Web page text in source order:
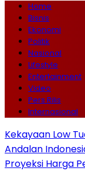
Home
Bisnis
Ekonomi
Politik
Nasional
Lifestyle
Entertainment
Video
Pers Rilis
Internasional
Kekayaan Low
Andalan
Proyeksi Harga